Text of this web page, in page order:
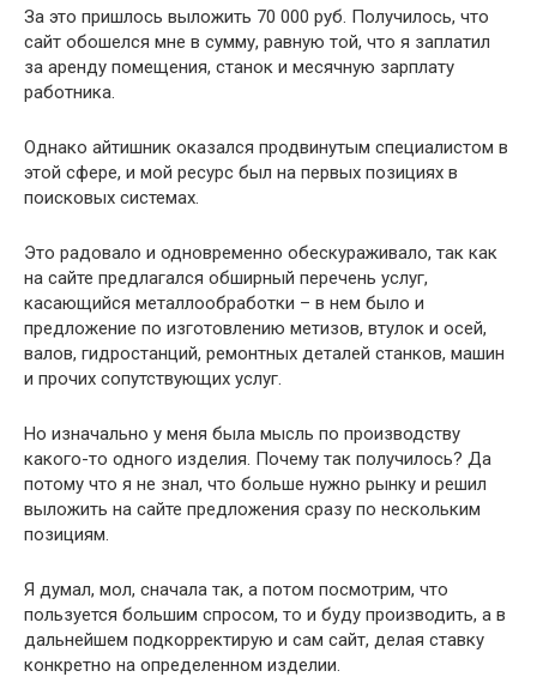
За это пришлось выложить 70 000 руб. Получилось, что
сайт обошелся мне в сумму, равную той, что я заплатил
за аренду помещения, станок и месячную зарплату
работника.
Однако айтишник оказался продвинутым специалистом в
этой сфере, и мой ресурс был на первых позициях в
поисковых системах.
Это радовало и одновременно обескураживало, так как
на сайте предлагался обширный перечень услуг,
касающийся металлообработки – в нем было и
предложение по изготовлению метизов, втулок и осей,
валов, гидростанций, ремонтных деталей станков, машин
и прочих сопутствующих услуг.
Но изначально у меня была мысль по производству
какого-то одного изделия. Почему так получилось? Да
потому что я не знал, что больше нужно рынку и решил
выложить на сайте предложения сразу по нескольким
позициям.
Я думал, мол, сначала так, а потом посмотрим, что
пользуется большим спросом, то и буду производить, а в
дальнейшем подкорректирую и сам сайт, делая ставку
конкретно на определенном изделии.